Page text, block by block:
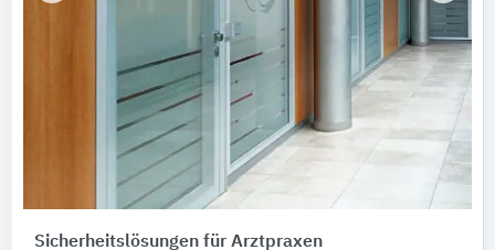
Sicherheitslösungen für Arztpraxen